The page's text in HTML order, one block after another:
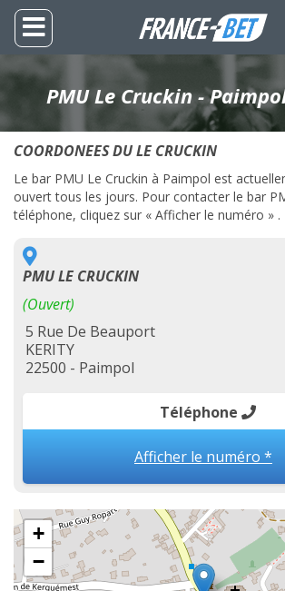
PMU Le Cruckin -
COORDONEES DU LE CRUCKIN
Le bar PMU Le Cruckin à Paimpol est
ouvert tous les jours. Pour contacter le bar
téléphone, cliquez sur « Afficher le numéro » .
PMU LE CRUCKIN
(Ouvert)
5 Rue De Beauport
KERITY
22500 - Paimpol
Téléphone
Afficher le numéro *
+
−